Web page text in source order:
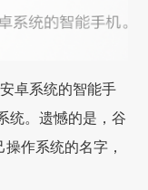
卓系统的智能手
统。遗憾的是，谷
作系统的名字，